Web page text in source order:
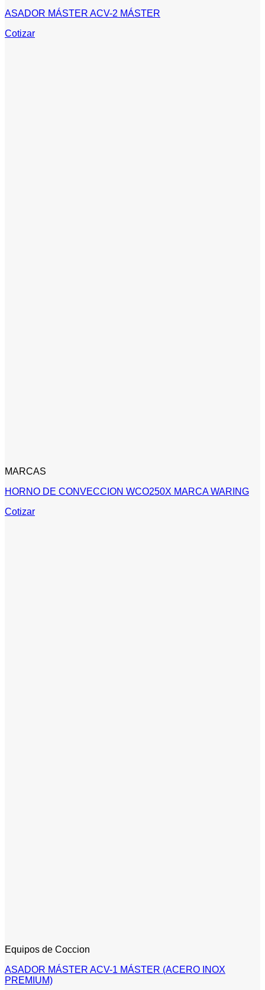
ASADOR MÁSTER ACV-2 MÁSTER
Cotizar
MARCAS
HORNO DE CONVECCION WCO250X MARCA WARING
Cotizar
Equipos de Coccion
ASADOR MÁSTER ACV-1 MÁSTER (ACERO INOX
PREMIUM)